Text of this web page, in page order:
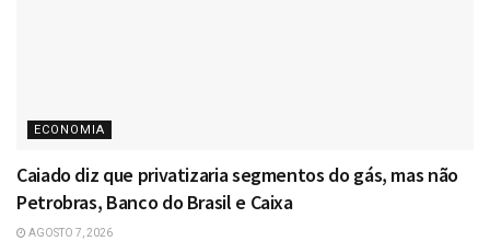
ECONOMIA
Caiado diz que privatizaria segmentos do gás, mas não
Petrobras, Banco do Brasil e Caixa
AGOSTO 7, 2026